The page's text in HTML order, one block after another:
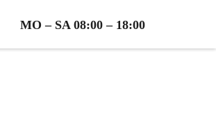
MO – SA 08:00 – 18:00